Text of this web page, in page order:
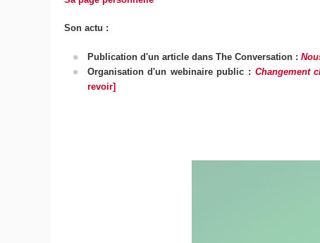
Son actu :
Publication d'un article dans The Conversation :
Organisation d'un webinaire public : Changement
revoir]